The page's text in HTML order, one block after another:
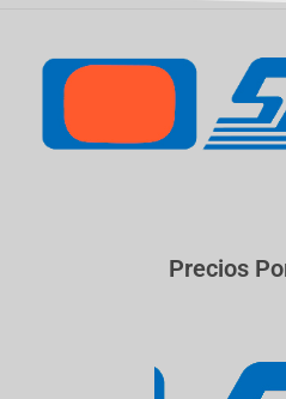
Precios